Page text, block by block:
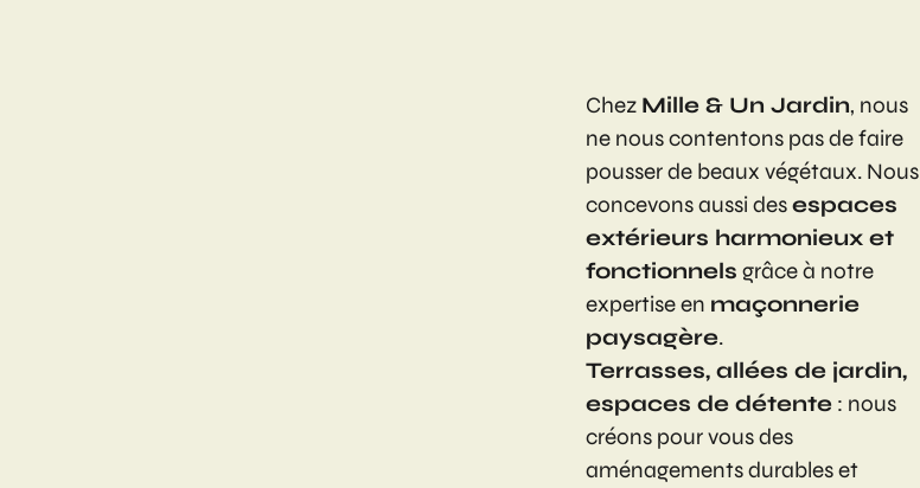
Chez Mille & Un Jardin, nous
ne nous contentons pas de faire
pousser de beaux végétaux. Nous
concevons aussi desespaces
extérieurs harmonieux et
fonctionnels grâce à notre
expertise en maçonnerie
paysagère.
Terrasses, allées de jardin,
espaces de détente : nous
créons pour vous des
aménagements durables et